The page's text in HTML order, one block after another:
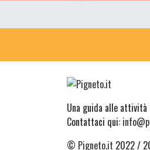
Una guida alle
Contattaci qui:
© Pigneto.it 2022 /